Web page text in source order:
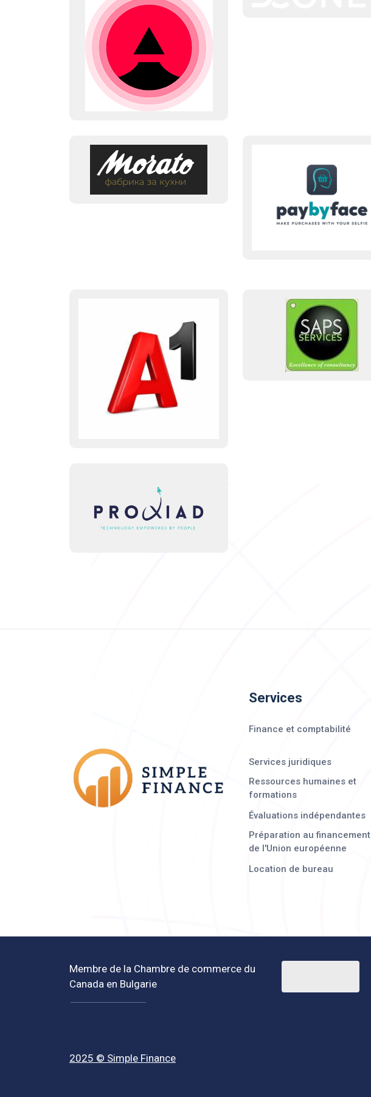
Services
Finance et comptabilité
Services juridiques
Ressources humaines et
formations
Évaluations indépendantes
Préparation au financement
de l'Union européenne
Location de bureau
Membre de la Chambre de commerce du
Canada en Bulgarie
2025 © Simple Finance